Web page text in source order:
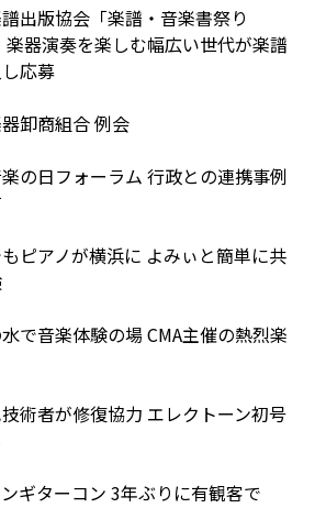
出版協会「楽譜・音楽書祭り
楽器演奏を楽しむ幅広い世代が楽譜
応募
卸商組合 例会
の日フォーラム 行政との連携事例
ピアノが横浜に よみぃと簡単に共
で音楽体験の場 CMA主催の熱烈楽
術者が修復協力 エレクトーン初号
ギターコン 3年ぶりに有観客で